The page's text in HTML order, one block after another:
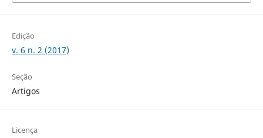
Edição
v. 6 n. 2 (2017)
Seção
Artigos
Licença